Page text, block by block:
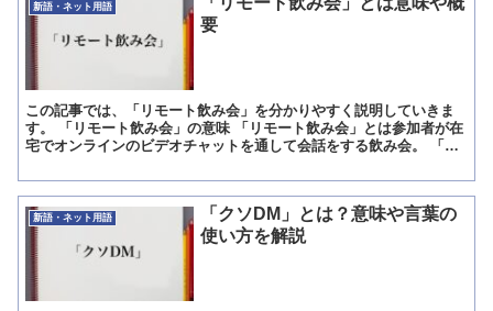
新語・ネット用語
要
この記事では、「リモート飲み会」を分かりやすく説明していきま
す。 「リモート飲み会」の意味 「リモート飲み会」とは参加者が在
宅でオンラインのビデオチャットを通して会話をする飲み会。 「リ
新語・ネット用語
「クソDM」とは？意味や言葉の
使い方を解説